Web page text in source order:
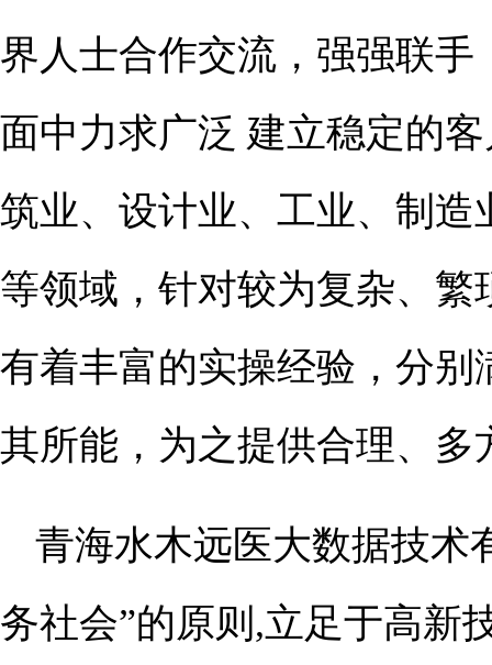
界人士合作交流，强强联
面中力求广泛 建立稳定的
筑业、设计业、工业、制
等领域，针对较为复杂、
有着丰富的实操经验，分
其所能，为之提供合理、多
青海水木远医大数据技术
务社会”的原则,立足于高新